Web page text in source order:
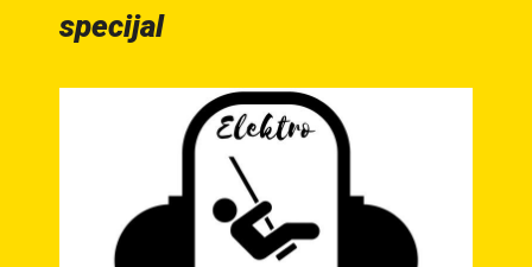
specijal